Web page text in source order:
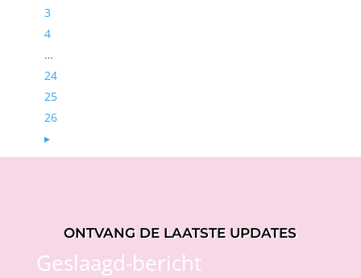
3
4
…
24
25
26
▸
ONTVANG DE LAATSTE UPDATES
Geslaagd-bericht